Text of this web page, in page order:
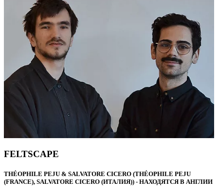
FELTSCAPE
THÉOPHILE PEJU & SALVATORE CICERO (THÉOPHILE PEJU
(FRANCE), SALVATORE CICERO (ИТАЛИЯ)) - НАХОДЯТСЯ В АНГЛИИ